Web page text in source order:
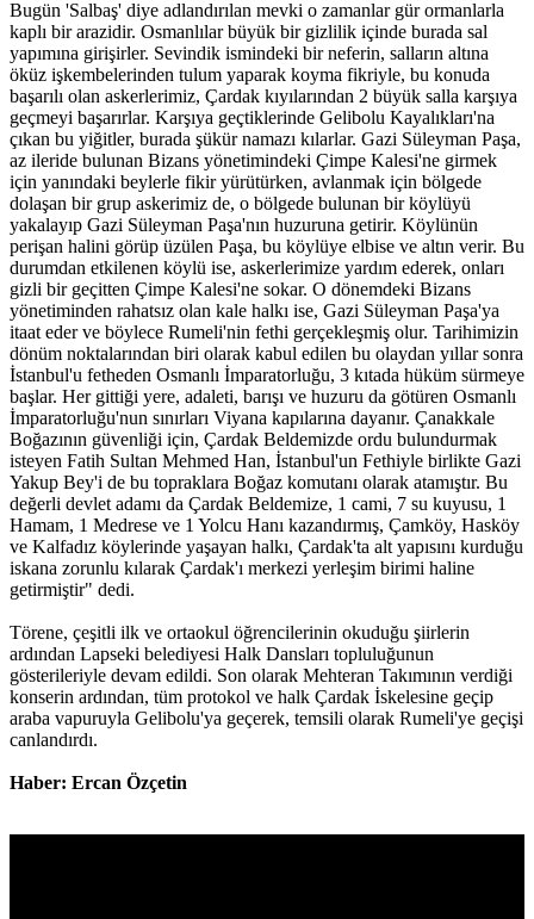
Bugün 'Salbaş' diye adlandırılan mevki o zamanlar gür ormanlarla
kaplı bir arazidir. Osmanlılar büyük bir gizlilik içinde burada sal
yapımına girişirler. Sevindik ismindeki bir neferin, salların altına
öküz işkembelerinden tulum yaparak koyma fikriyle, bu konuda
başarılı olan askerlerimiz, Çardak kıyılarından 2 büyük salla karşıya
geçmeyi başarırlar. Karşıya geçtiklerinde Gelibolu Kayalıkları'na
çıkan bu yiğitler, burada şükür namazı kılarlar. Gazi Süleyman Paşa,
az ileride bulunan Bizans yönetimindeki Çimpe Kalesi'ne girmek
için yanındaki beylerle fikir yürütürken, avlanmak için bölgede
dolaşan bir grup askerimiz de, o bölgede bulunan bir köylüyü
yakalayıp Gazi Süleyman Paşa'nın huzuruna getirir. Köylünün
perişan halini görüp üzülen Paşa, bu köylüye elbise ve altın verir. Bu
durumdan etkilenen köylü ise, askerlerimize yardım ederek, onları
gizli bir geçitten Çimpe Kalesi'ne sokar. O dönemdeki Bizans
yönetiminden rahatsız olan kale halkı ise, Gazi Süleyman Paşa'ya
itaat eder ve böylece Rumeli'nin fethi gerçekleşmiş olur. Tarihimizin
dönüm noktalarından biri olarak kabul edilen bu olaydan yıllar sonra
İstanbul'u fetheden Osmanlı İmparatorluğu, 3 kıtada hüküm sürmeye
başlar. Her gittiği yere, adaleti, barışı ve huzuru da götüren Osmanlı
İmparatorluğu'nun sınırları Viyana kapılarına dayanır. Çanakkale
Boğazının güvenliği için, Çardak Beldemizde ordu bulundurmak
isteyen Fatih Sultan Mehmed Han, İstanbul'un Fethiyle birlikte Gazi
Yakup Bey'i de bu topraklara Boğaz komutanı olarak atamıştır. Bu
değerli devlet adamı da Çardak Beldemize, 1 cami, 7 su kuyusu, 1
Hamam, 1 Medrese ve 1 Yolcu Hanı kazandırmış, Çamköy, Hasköy
ve Kalfadız köylerinde yaşayan halkı, Çardak'ta alt yapısını kurduğu
iskana zorunlu kılarak Çardak'ı merkezi yerleşim birimi haline
getirmiştir" dedi.
Törene, çeşitli ilk ve ortaokul öğrencilerinin okuduğu şiirlerin
ardından Lapseki belediyesi Halk Dansları topluluğunun
gösterileriyle devam edildi. Son olarak Mehteran Takımının verdiği
konserin ardından, tüm protokol ve halk Çardak İskelesine geçip
araba vapuruyla Gelibolu'ya geçerek, temsili olarak Rumeli'ye geçişi
canlandırdı.
Haber: Ercan Özçetin